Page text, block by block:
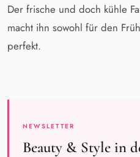
Der frische und doch kühle
macht ihn sowohl für den
perfekt.
NEWSLETTER
Beauty & Style in